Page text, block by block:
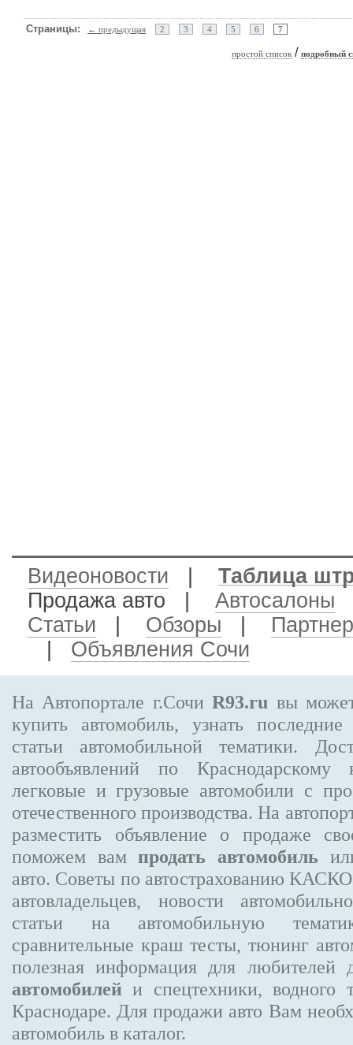
Страницы: ← предыдущая 2 3 4 5 6 7
простой список /подробный
Видеоновости
Таблица
Продажа авто
Автосалоны
Статьи
Обзоры
Объявления Сочи
На Автопортале г.СочиR93.ru вы
купить автомобиль, узнать
статьи автомобильной тематики.
автообъявлений по
легковые и грузовые автомобили с
отечественного производства. На
разместить объявление о продаже
поможем вампродать автомобиль
авто. Советы по автострахованию
автовладельцев, новости
статьи на автомобильную
сравнительные краш тесты, тюнинг
полезная информация для любителей
автомобилей и спецтехники, водного
Краснодаре. Для продажи авто Вам
автомобиль в каталог.